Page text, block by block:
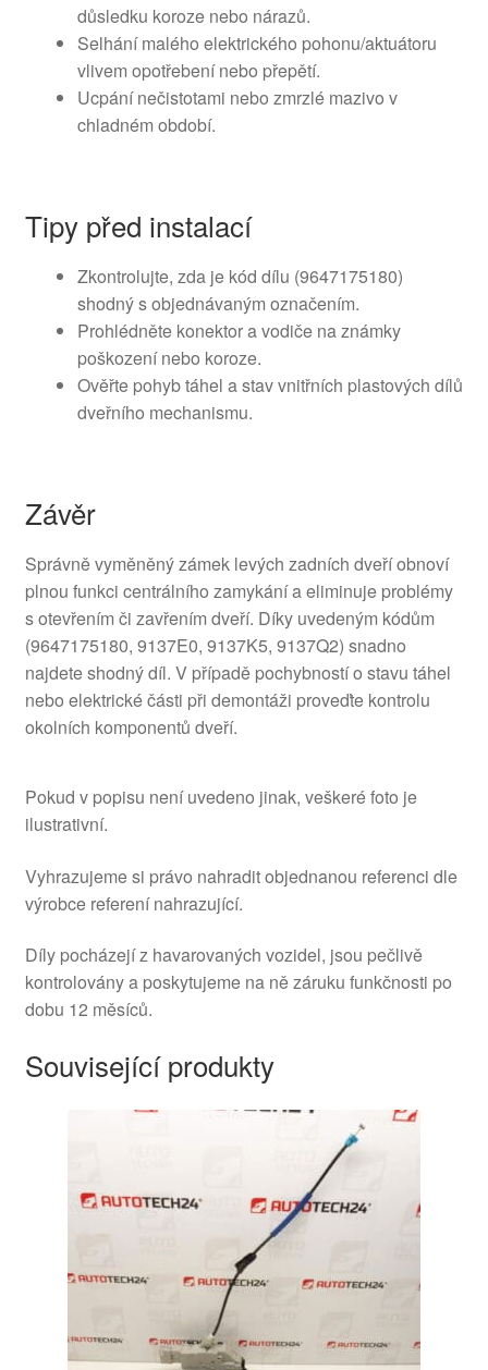
důsledku koroze nebo nárazů.
Selhání malého elektrického pohonu/aktuátoru
vlivem opotřebení nebo přepětí.
Ucpání nečistotami nebo zmrzlé mazivo v
chladném období.
Tipy před instalací
Zkontrolujte, zda je kód dílu (9647175180)
shodný s objednávaným označením.
Prohlédněte konektor a vodiče na známky
poškození nebo koroze.
Ověřte pohyb táhel a stav vnitřních plastových dílů
dveřního mechanismu.
Závěr
Správně vyměněný zámek levých zadních dveří obnoví
plnou funkci centrálního zamykání a eliminuje problémy
s otevřením či zavřením dveří. Díky uvedeným kódům
(9647175180, 9137E0, 9137K5, 9137Q2) snadno
najdete shodný díl. V případě pochybností o stavu táhel
nebo elektrické části při demontáži proveďte kontrolu
okolních komponentů dveří.
Pokud v popisu není uvedeno jinak, veškeré foto je
ilustrativní.
Vyhrazujeme si právo nahradit objednanou referenci dle
výrobce referení nahrazující.
Díly pocházejí z havarovaných vozidel, jsou pečlivě
kontrolovány a poskytujeme na ně záruku funkčnosti po
dobu 12 měsíců.
Související produkty